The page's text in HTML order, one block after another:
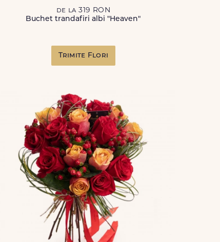
de la 319 RON
Buchet trandafiri albi "Heaven"
Trimite Flori